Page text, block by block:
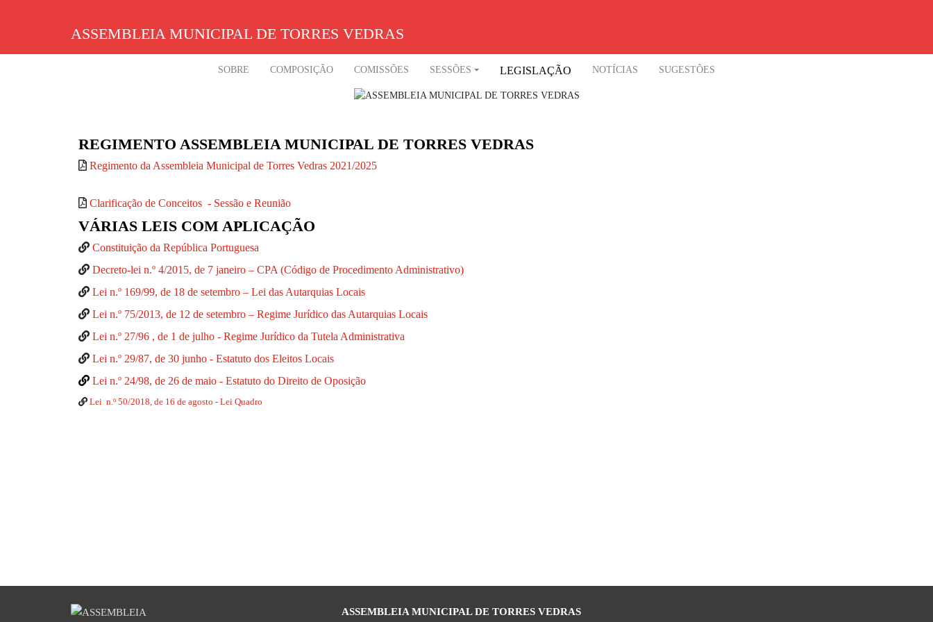
ASSEMBLEIA MUNICIPAL DE TORRES VEDRAS
SOBRE COMPOSIÇÃO COMISSÕES SESSÕES LEGISLAÇÃO NOTÍCIAS SUGESTÕES
REGIMENTO ASSEMBLEIA MUNICIPAL DE TORRES VEDRAS
Regimento da Assembleia Municipal de Torres Vedras 2021/2025
Clarificação de Conceitos - Sessão e Reunião
VÁRIAS LEIS COM APLICAÇÃO
Constituição da República Portuguesa
Decreto-lei n.º 4/2015, de 7 janeiro – CPA (Código de Procedimento Administrativo)
Lei n.º 169/99, de 18 de setembro – Lei das Autarquias Locais
Lei n.º 75/2013, de 12 de setembro – Regime Jurídico das Autarquias Locais
Lei n.º 27/96 , de 1 de julho - Regime Jurídico da Tutela Administrativa
Lei n.º 29/87, de 30 junho - Estatuto dos Eleitos Locais
Lei n.º 24/98, de 26 de maio - Estatuto do Direito de Oposição
Lei n.º 50/2018, de 16 de agosto - Lei Quadro
ASSEMBLEIA MUNICIPAL DE TORRES VEDRAS